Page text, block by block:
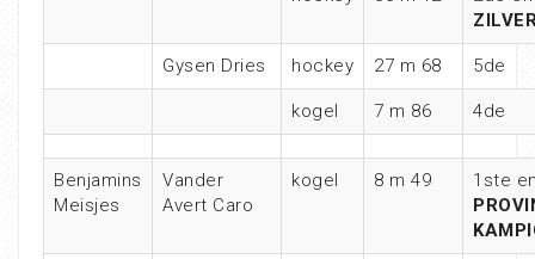
Gysen Dries hockey 27 m 68 5de
kogel 7 m 86 4de
Benjamins
Meisjes
Vander
Avert Caro
kogel 8 m 49
1ste